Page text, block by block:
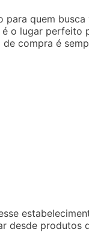
para quem
o lugar perfeito
compra é
desde